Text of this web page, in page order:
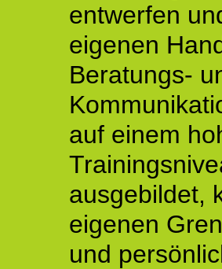
entwerfen
eigenen
Beratungs-
auf einem
ausgebildet,
eigenen
und